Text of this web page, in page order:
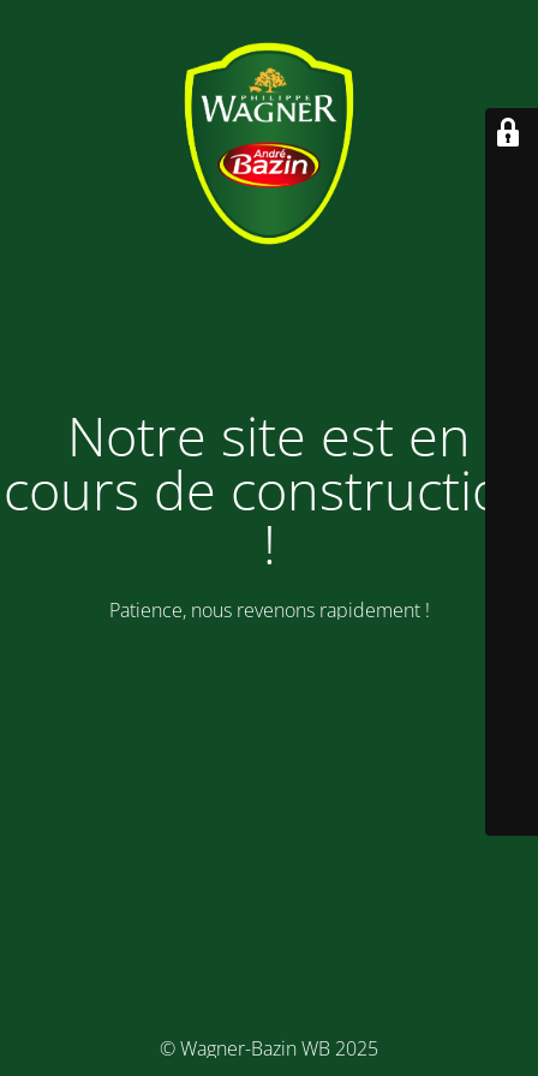
Notre site est en
cours de construction
!
Patience, nous revenons rapidement !
© Wagner-Bazin WB 2025